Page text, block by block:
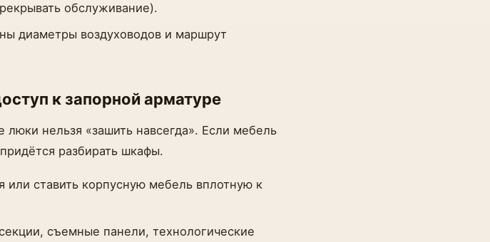
обслуживание).
диаметры воздуховодов и маршрут
к запорной арматуре
нельзя «зашить навсегда». Если мебель
разбирать шкафы.
или ставить корпусную мебель вплотную к
съемные панели, технологические